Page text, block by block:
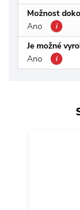
Možnost
Ano
i
Je možné
Ano
i